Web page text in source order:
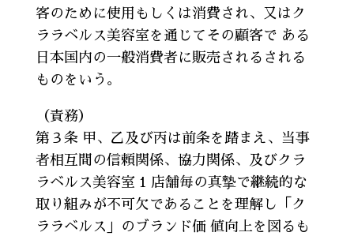
客のために使用もしくは消費され、又はク
ララベルス美容室を通じてその顧客で ある
日本国内の一般消費者に販売されるされる
ものをいう。
（責務）
第３条 甲、乙及び丙は前条を踏まえ、当事
者相互間の信頼関係、協力関係、及びクラ
ラベルス美容室 1 店舗毎の真摯で継続的な
取り組みが不可欠であることを理解し「ク
ララベルス」のブランド価 値向上を図るも